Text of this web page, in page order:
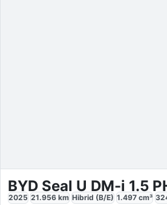
BYD Seal U DM-i 1.5
2025 21.956 km Hibrid (B/E) 1.497 cm³